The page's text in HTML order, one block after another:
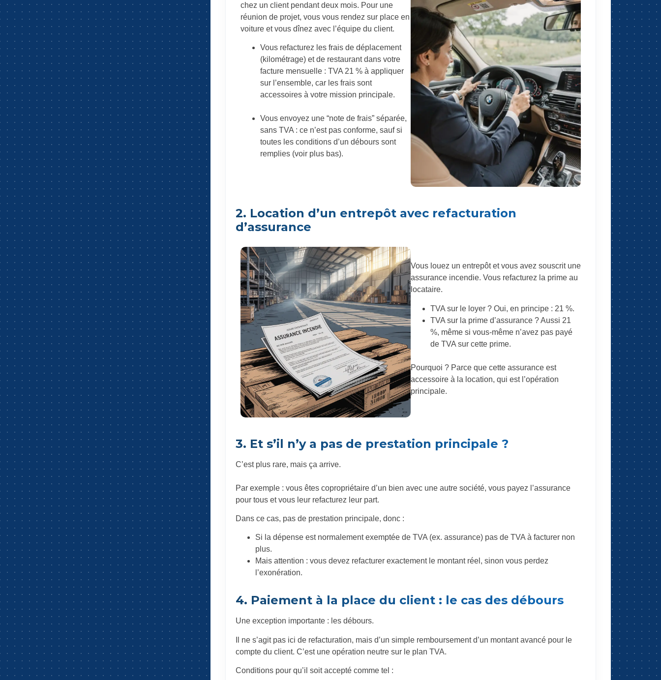
chez un client pendant deux mois. Pour une
réunion de projet, vous vous rendez sur place en
voiture et vous dînez avec l’équipe du client.
Vous refacturez les frais de déplacement
(kilométrage) et de restaurant dans votre
facture mensuelle : TVA 21 % à appliquer
sur l’ensemble, car les frais sont
accessoires à votre mission principale.
Vous envoyez une “note de frais” séparée,
sans TVA : ce n’est pas conforme, sauf si
toutes les conditions d’un débours sont
remplies (voir plus bas).
2. Location d’un entrepôt avec refacturation
d’assurance
Vous louez un entrepôt et vous avez souscrit une
assurance incendie. Vous refacturez la prime au
locataire.
TVA sur le loyer ? Oui, en principe : 21 %.
TVA sur la prime d’assurance ? Aussi 21
%, même si vous-même n’avez pas payé
de TVA sur cette prime.
Pourquoi ? Parce que cette assurance est
accessoire à la location, qui est l’opération
principale.
3. Et s’il n’y a pas de prestation principale ?
C’est plus rare, mais ça arrive.
Par exemple : vous êtes copropriétaire d’un bien avec une autre société, vous payez l’assurance
pour tous et vous leur refacturez leur part.
Dans ce cas, pas de prestation principale, donc :
Si la dépense est normalement exemptée de TVA (ex. assurance) pas de TVA à facturer non
plus.
Mais attention : vous devez refacturer exactement le montant réel, sinon vous perdez
l’exonération.
4. Paiement à la place du client : le cas des débours
Une exception importante : les débours.
Il ne s’agit pas ici de refacturation, mais d’un simple remboursement d’un montant avancé pour le
compte du client. C’est une opération neutre sur le plan TVA.
Conditions pour qu’il soit accepté comme tel :